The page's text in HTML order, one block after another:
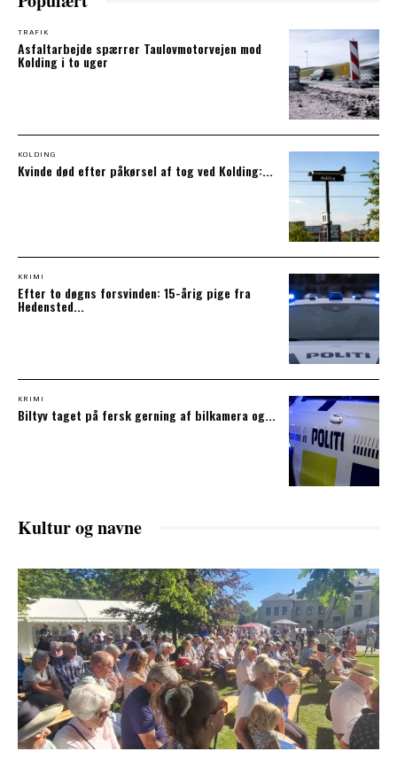
TRAFIK
Asfaltarbejde spærrer Taulovmotorvejen mod
Kolding i to uger
KOLDING
Kvinde død efter påkørsel af tog ved Kolding:...
KRIMI
Efter to døgns forsvinden: 15-årig pige fra
Hedensted...
KRIMI
Biltyv taget på fersk gerning af bilkamera og...
Kultur og navne